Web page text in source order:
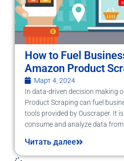
How to Fuel
Amazon Product
Март 4, 2024
In data-driven decision making
Product Scraping can fuel
tools provided by Ouscraper. It
consume and analyze data from
Читать далее